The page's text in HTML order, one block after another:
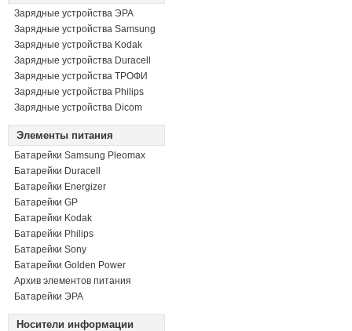
Зарядные устройства ЭРА
Зарядные устройства Samsung
Зарядные устройства Kodak
Зарядные устройства Duracell
Зарядные устройства ТРОФИ
Зарядные устройства Philips
Зарядные устройства Dicom
Элементы питания
Батарейки Samsung Pleomax
Батарейки Duracell
Батарейки Energizer
Батарейки GP
Батарейки Kodak
Батарейки Philips
Батарейки Sony
Батарейки Golden Power
Архив элементов питания
Батарейки ЭРА
Носители информации